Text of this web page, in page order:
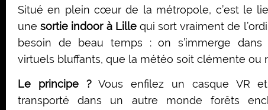
Situé en plein cœur de la métropole, c’est le
unesortie indoor à Lillequi sort vraiment de
besoin de beau temps : on s’immerge dans
virtuels bluffants, que la météo soit clémente ou
Le principe ?Vous enfilez un casque VR
transporté dans un autre monde forêts